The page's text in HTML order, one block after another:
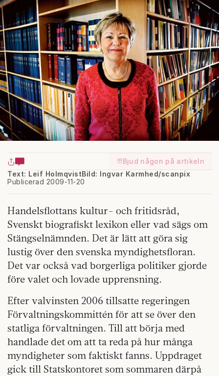
Bjud någon på artikeln
Text: Leif Holmqvist
Publicerad 2009-11-20
Bild: Ingvar Karmhed/scanpix
Handelsflottans kultur- och fritidsråd,
Svenskt biografiskt lexikon eller vad sägs om
Stängselnämnden. Det är lätt att göra sig
lustig över den svenska myndighetsfloran.
Det var också vad borgerliga politiker gjorde
före valet och lovade upprensning.
Efter valvinsten 2006 tillsatte regeringen
Förvaltningskommittén för att se över den
statliga förvaltningen. Till att börja med
handlade det om att ta reda på hur många
myndigheter som faktiskt fanns. Uppdraget
gick till Statskontoret som sommaren därpå